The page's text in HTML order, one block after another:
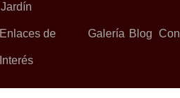
Jardín
Enlaces de
Interés
Galería Blog